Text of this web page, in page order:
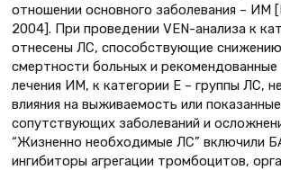
отношении основного заболевания – ИМ
2004]. При проведении VEN-анализа к
отнесены ЛС, способствующие снижению
смертности больных и рекомендованные
лечения ИМ, к категории Е – группы ЛС,
влияния на выживаемость или
сопутствующих заболеваний и
“Жизненно необходимые ЛС” включили
ингибиторы агрегации тромбоцитов,